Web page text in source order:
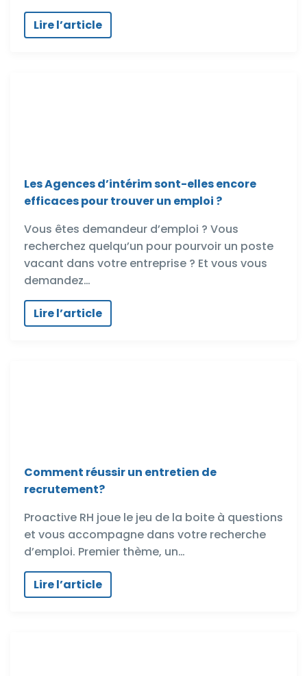
Lire l’article
Les Agences d’intérim sont-elles encore
efficaces pour trouver un emploi ?
Vous êtes demandeur d’emploi ? Vous
recherchez quelqu’un pour pourvoir un poste
vacant dans votre entreprise ? Et vous vous
demandez…
Lire l’article
Comment réussir un entretien de
recrutement?
Proactive RH joue le jeu de la boite à questions
et vous accompagne dans votre recherche
d’emploi. Premier thème, un…
Lire l’article